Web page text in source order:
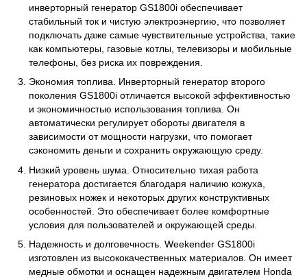
инверторный генератор GS1800i обеспечивает
стабильный ток и чистую электроэнергию, что позволяет
подключать даже самые чувствительные устройства, такие
как компьютеры, газовые котлы, телевизоры и мобильные
телефоны, без риска их повреждения.
Экономия топлива. Инверторный генератор второго
поколения GS1800i отличается высокой эффективностью
и экономичностью использования топлива. Он
автоматически регулирует обороты двигателя в
зависимости от мощности нагрузки, что помогает
сэкономить деньги и сохранить окружающую среду.
Низкий уровень шума. Относительно тихая работа
генератора достигается благодаря наличию кожуха,
резиновых ножек и некоторых других конструктивных
особенностей. Это обеспечивает более комфортные
условия для пользователей и окружающей среды.
Надежность и долговечность. Weekender GS1800i
изготовлен из высококачественных материалов. Он имеет
медные обмотки и оснащен надежным двигателем Honda